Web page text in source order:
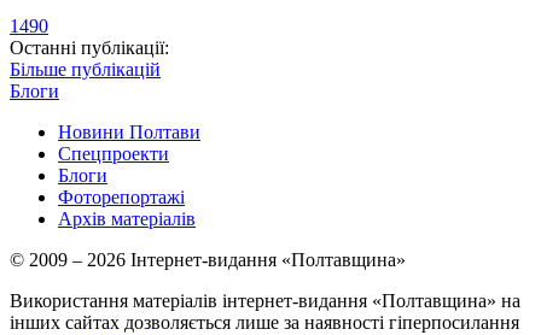
1490
Останні публікації:
Більше публікацій
Блоги
Новини Полтави
Спецпроекти
Блоги
Фоторепортажі
Архів матеріалів
© 2009 – 2026 Інтернет-видання «Полтавщина»
Використання матеріалів інтернет-видання «Полтавщина» на
інших сайтах дозволяється лише за наявності гіперпосилання